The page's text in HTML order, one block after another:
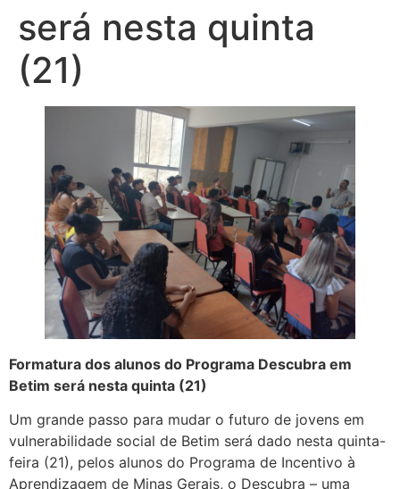
será nesta quinta
(21)
Formatura dos alunos do Programa Descubra em
Betim será nesta quinta (21)
Um grande passo para mudar o futuro de jovens em
vulnerabilidade social de Betim será dado nesta quinta-
feira (21), pelos alunos do Programa de Incentivo à
Aprendizagem de Minas Gerais, o Descubra – uma